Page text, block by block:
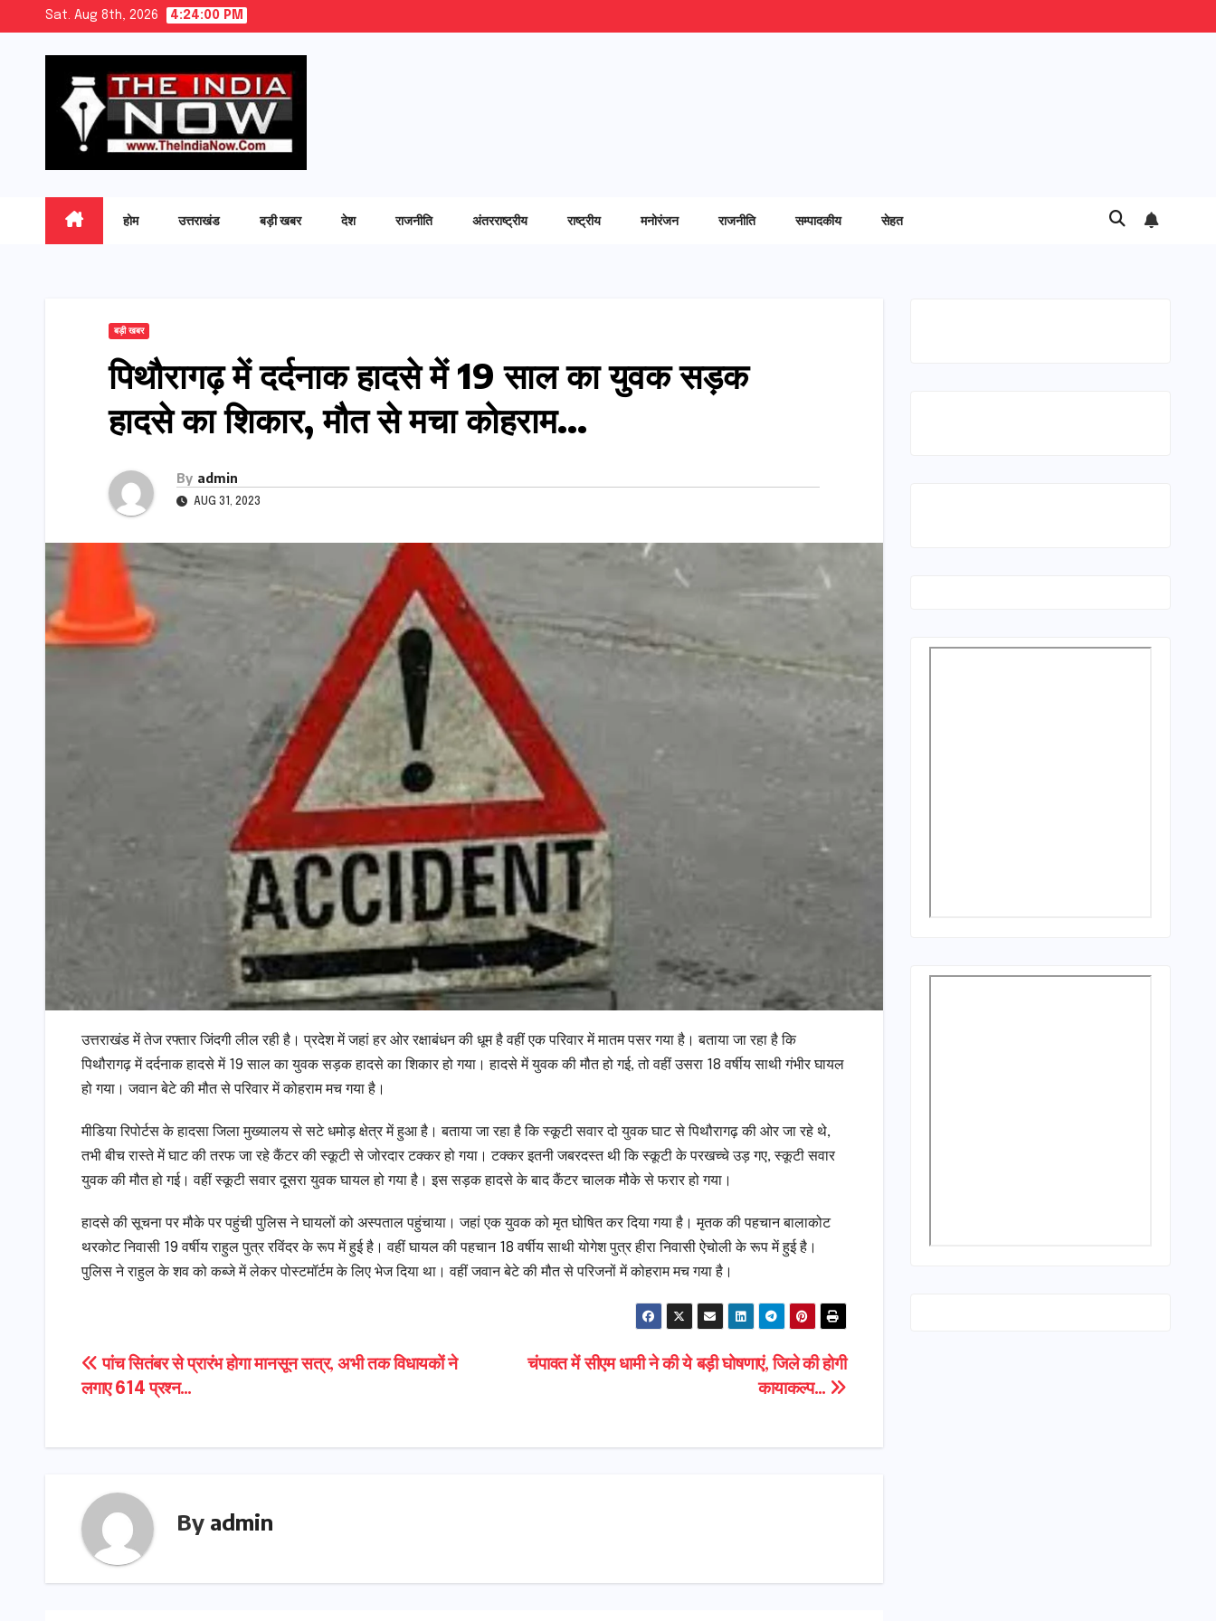
Sat. Aug 8th, 2026 4:24:01 PM
होम उत्तराखंड बड़ी खबर देश राजनीति अंतरराष्ट्रीय राष्ट्रीय मनोरंजन राजनीति सम्पादकीय सेहत
बड़ी खबर
पिथौरागढ़ में दर्दनाक हादसे में 19 साल का युवक सड़क
हादसे का शिकार, मौत से मचा कोहराम…
By admin
AUG 31, 2023
उत्तराखंड में तेज रफ्तार जिंदगी लील रही है। प्रदेश में जहां हर ओर रक्षाबंधन की धूम है वहीं एक परिवार में मातम पसर गया है। बताया जा रहा है कि
पिथौरागढ़ में दर्दनाक हादसे में 19 साल का युवक सड़क हादसे का शिकार हो गया। हादसे में युवक की मौत हो गई, तो वहीं उसरा 18 वर्षीय साथी गंभीर घायल
हो गया। जवान बेटे की मौत से परिवार में कोहराम मच गया है।
मीडिया रिपोर्टस के हादसा जिला मुख्यालय से सटे धमोड़ क्षेत्र में हुआ है। बताया जा रहा है कि स्कूटी सवार दो युवक घाट से पिथौरागढ़ की ओर जा रहे थे,
तभी बीच रास्ते में घाट की तरफ जा रहे कैंटर की स्कूटी से जोरदार टक्कर हो गया। टक्कर इतनी जबरदस्त थी कि स्कूटी के परखच्चे उड़ गए, स्कूटी सवार
युवक की मौत हो गई। वहीं स्कूटी सवार दूसरा युवक घायल हो गया है। इस सड़क हादसे के बाद कैंटर चालक मौके से फरार हो गया।
हादसे की सूचना पर मौके पर पहुंची पुलिस ने घायलों को अस्पताल पहुंचाया। जहां एक युवक को मृत घोषित कर दिया गया है। मृतक की पहचान बालाकोट
थरकोट निवासी 19 वर्षीय राहुल पुत्र रविंदर के रूप में हुई है। वहीं घायल की पहचान 18 वर्षीय साथी योगेश पुत्र हीरा निवासी ऐचोली के रूप में हुई है।
पुलिस ने राहुल के शव को कब्जे में लेकर पोस्टमॉर्टम के लिए भेज दिया था। वहीं जवान बेटे की मौत से परिजनों में कोहराम मच गया है।
Post
navigation
चंपावत में सीएम धामी ने की ये बड़ी घोषणाएं, जिले की होगी
कायाकल्प…
पांच सितंबर से प्रारंभ होगा मानसून सत्र, अभी तक विधायकों ने
लगाए 614 प्रश्न…
By admin